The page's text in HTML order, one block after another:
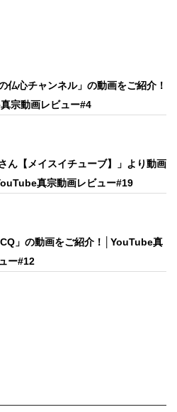
仏心チャンネル」の動画をご紹介！
真宗動画レビュー#4
ん【メイスイチューブ】」より動画
真宗動画レビュー#19
」の動画をご紹介！│YouTube真
ー#12